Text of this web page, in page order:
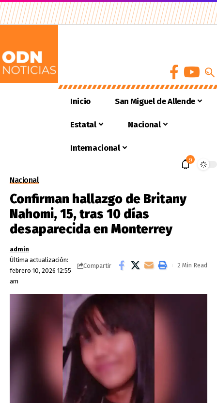
Inicio San Miguel de Allende
Estatal Nacional
Internacional
9
Nacional
Confirman hallazgo de Britany
Nahomi, 15, tras 10 días
desaparecida en Monterrey
Última actualización:
febrero 10, 2026 12:55
am
admin
Compartir 2 Min Read